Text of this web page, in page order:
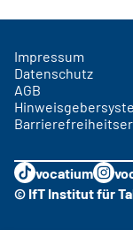
Impressum
Datenschutz
AGB
vocatium
© IfT Institut für